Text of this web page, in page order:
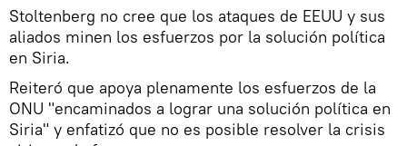
Stoltenberg no cree que los ataques de EEUU y sus
aliados minen los esfuerzos por la solución política
en Siria.
Reiteró que apoya plenamente los esfuerzos de la
ONU "encaminados a lograr una solución política en
Siria" y enfatizó que no es posible resolver la crisis